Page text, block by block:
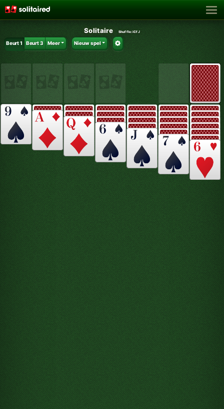
Solitaire Shuffle:iCfJ
Beurt 1 Beurt 3 Meer Nieuw spel